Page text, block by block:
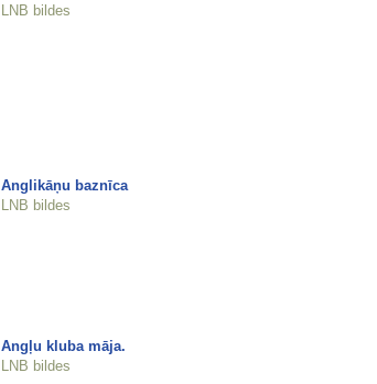
LNB bildes
Anglikāņu baznīca
LNB bildes
Angļu kluba māja.
LNB bildes